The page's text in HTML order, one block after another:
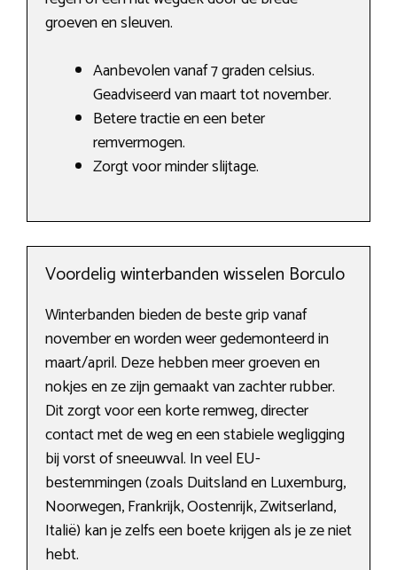
groeven en sleuven.
Aanbevolen vanaf 7 graden celsius.
Geadviseerd van maart tot november.
Betere tractie en een beter
remvermogen.
Zorgt voor minder slijtage.
Voordelig winterbanden wisselen Borculo
Winterbanden bieden de beste grip vanaf
november en worden weer gedemonteerd in
maart/april. Deze hebben meer groeven en
nokjes en ze zijn gemaakt van zachter rubber.
Dit zorgt voor een korte remweg, directer
contact met de weg en een stabiele wegligging
bij vorst of sneeuwval. In veel EU-
bestemmingen (zoals Duitsland en Luxemburg,
Noorwegen, Frankrijk, Oostenrijk, Zwitserland,
Italië) kan je zelfs een boete krijgen als je ze niet
hebt.